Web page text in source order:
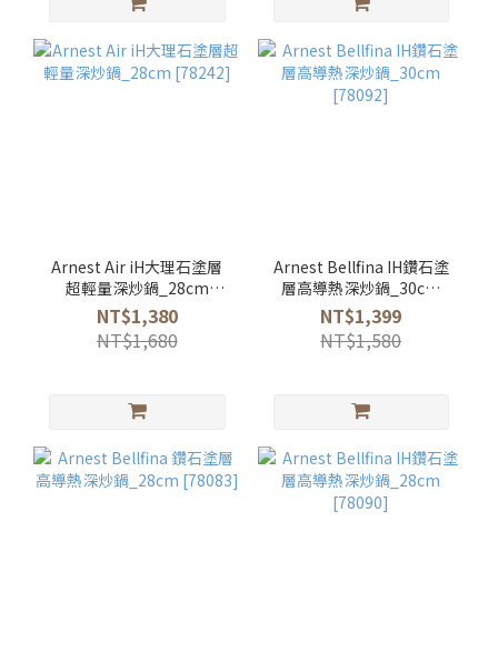
Arnest Air iH大理石塗層
超輕量深炒鍋_28cm
[78242]
NT$1,380
NT$1,680
Arnest Bellfina IH鑽石塗
層高導熱深炒鍋_30cm
[78092]
NT$1,399
NT$1,580